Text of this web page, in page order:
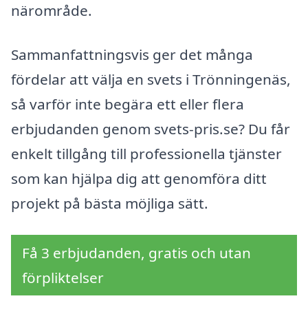
närområde.
Sammanfattningsvis ger det många
fördelar att välja en svets i Trönningenäs,
så varför inte begära ett eller flera
erbjudanden genom svets-pris.se? Du får
enkelt tillgång till professionella tjänster
som kan hjälpa dig att genomföra ditt
projekt på bästa möjliga sätt.
Få 3 erbjudanden, gratis och utan
förpliktelser